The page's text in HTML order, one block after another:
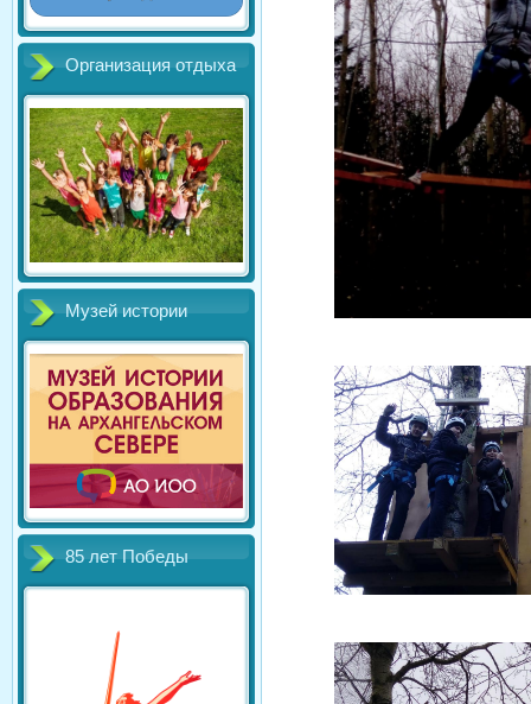
Организация отдыха
Музей истории
85 лет Победы